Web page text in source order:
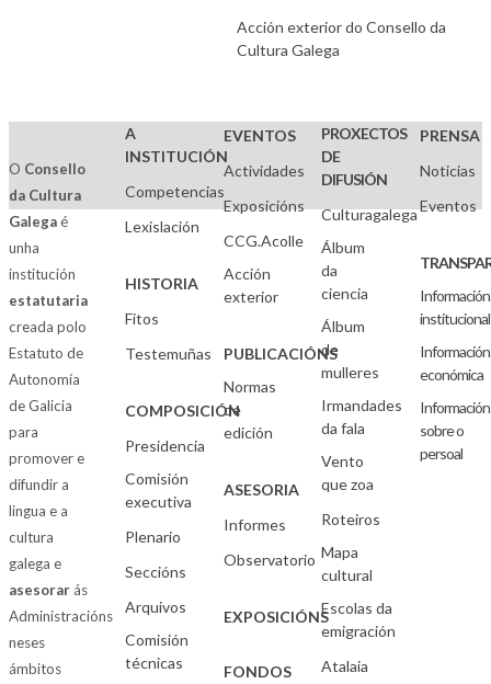
Acción exterior do Consello da
Cultura Galega
O Consello
da Cultura
Galegaé
unha
institución
estatutaria
creada polo
Estatuto de
Autonomía
de Galicia
para
promover e
difundir a
lingua e a
cultura
galega e
asesorarás
Administracións
neses
ámbitos
A
INSTITUCIÓN
Competencias
Lexislación
HISTORIA
Fitos
Testemuñas
COMPOSICIÓN
Presidencia
Comisión
executiva
Plenario
Seccións
Arquivos
Comisión
técnicas
EVENTOS
Actividades
Exposicións
CCG.Acolle
Acción
exterior
PUBLICACIÓNS
Normas
de
edición
ASESORIA
Informes
Observatorio
EXPOSICIÓNS
FONDOS
PROXECTOS
DE
DIFUSIÓN
Culturagalega
Álbum
da
ciencia
Álbum
de
mulleres
Irmandades
da fala
Vento
que zoa
Roteiros
Mapa
cultural
Escolas da
emigración
Atalaia
PRENSA
Noticias
Eventos
Información
institucional
Información
económica
Información
sobre o
persoal